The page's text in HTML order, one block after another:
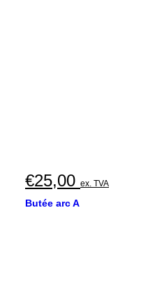
€25,00 ex. TVA
Butée arc A